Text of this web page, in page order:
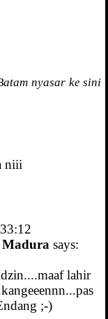
nyasar ke sini
niii
says:
lahir
;-)